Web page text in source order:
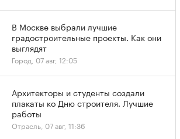
В Москве выбрали лучшие
градостроительные проекты. Как они
выглядят
Город, 07 авг, 12:05
Архитекторы и студенты создали
плакаты ко Дню строителя. Лучшие
работы
Отрасль, 07 авг, 11:36